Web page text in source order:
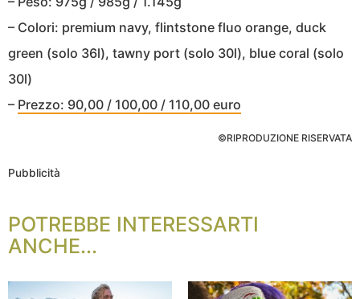
– Colori: premium navy, flintstone fluo orange, duck
green (solo 36l), tawny port (solo 30l), blue coral (solo
30l)
– Prezzo: 90,00 / 100,00 / 110,00 euro
©RIPRODUZIONE RISERVATA
Pubblicità
POTREBBE INTERESSARTI
ANCHE...